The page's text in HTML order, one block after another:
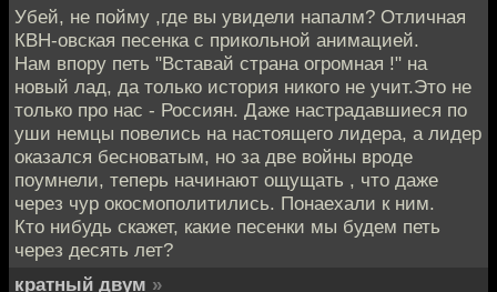
Убей, не пойму ,где вы увидели напалм? Отличная
КВН-овская песенка с прикольной анимацией.
Нам впору петь "Вставай страна огромная !" на
новый лад, да только история никого не учит.Это не
только про нас - Россиян. Даже настрадавшиеся по
уши немцы повелись на настоящего лидера, а лидер
оказался бесноватым, но за две войны вроде
поумнели, теперь начинают ощущать , что даже
через чур окосмополитились. Понаехали к ним.
Кто нибудь скажет, какие песенки мы будем петь
через десять лет?
кратный двум »